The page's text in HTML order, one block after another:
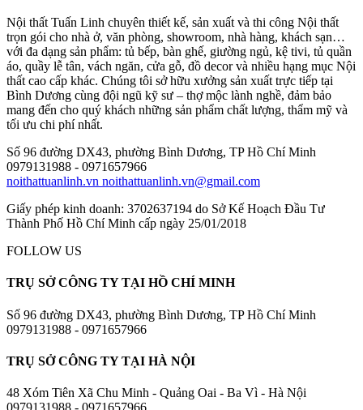
Nội thất Tuấn Linh chuyên thiết kế, sản xuất và thi công Nội thất
trọn gói cho nhà ở, văn phòng, showroom, nhà hàng, khách sạn…
với đa dạng sản phẩm: tủ bếp, bàn ghế, giường ngủ, kệ tivi, tủ quần
áo, quầy lễ tân, vách ngăn, cửa gỗ, đồ decor và nhiều hạng mục Nội
thất cao cấp khác. Chúng tôi sở hữu xưởng sản xuất trực tiếp tại
Bình Dương cùng đội ngũ kỹ sư – thợ mộc lành nghề, đảm bảo
mang đến cho quý khách những sản phẩm chất lượng, thẩm mỹ và
tối ưu chi phí nhất.
Số 96 đường DX43, phường Bình Dương, TP Hồ Chí Minh
0979131988 - 0971657966
noithattuanlinh.vn noithattuanlinh.vn@gmail.com
Giấy phép kinh doanh: 3702637194 do Sở Kế Hoạch Đầu Tư
Thành Phố Hồ Chí Minh cấp ngày 25/01/2018
FOLLOW US
TRỤ SỞ CÔNG TY TẠI HỒ CHÍ MINH
Số 96 đường DX43, phường Bình Dương, TP Hồ Chí Minh
0979131988 - 0971657966
TRỤ SỞ CÔNG TY TẠI HÀ NỘI
48 Xóm Tiên Xã Chu Minh - Quảng Oai - Ba Vì - Hà Nội
0979131988 - 0971657966